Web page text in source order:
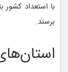
با استعداد
برسند.